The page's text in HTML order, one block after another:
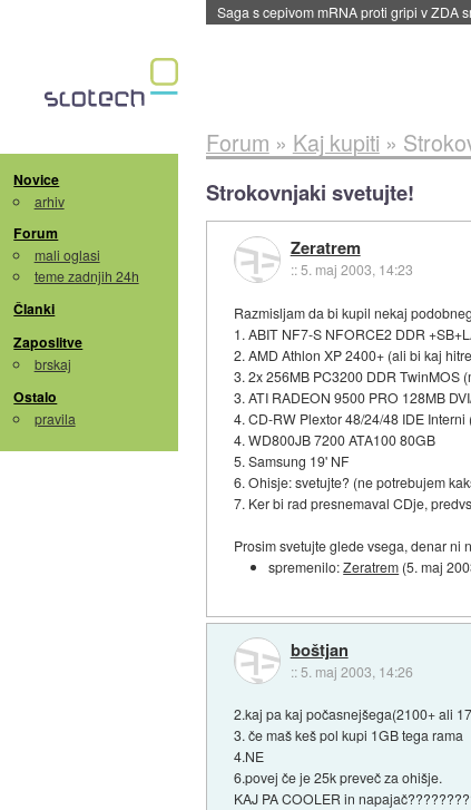
BMW v vozilih začel predvajati reklame::
Novice
arhiv
Forum
mali oglasi
teme zadnjih 24h
Članki
Zaposlitve
brskaj
Ostalo
pravila
Forum » Kaj kupiti »
Strokovnjaki svetujte!
Zeratrem
::5. maj 2003, 14:23
Razmisljam da bi kupil nekaj
1. ABIT NF7-S NFORCE2 DDR
2. AMD Athlon XP 2400+ (ali bi kaj
3. 2x 256MB PC3200 DDR TwinMOS
3. ATI RADEON 9500 PRO 128MB
4. CD-RW Plextor 48/24/48 IDE
4. WD800JB 7200 ATA100 80GB
5. Samsung 19' NF
6. Ohisje: svetujte? (ne potrebujem
7. Ker bi rad presnemaval CDje,
Prosim svetujte glede vsega, denar ni
spremenilo:Zeratrem (5. maj
boštjan
:: 5. maj 2003, 14:26
2.kaj pa kaj počasnejšega(2100+ ali
3. če maš keš pol kupi 1GB tega rama
4.NE
6.povej če je 25k preveč za ohišje.
KAJ PA COOLER in